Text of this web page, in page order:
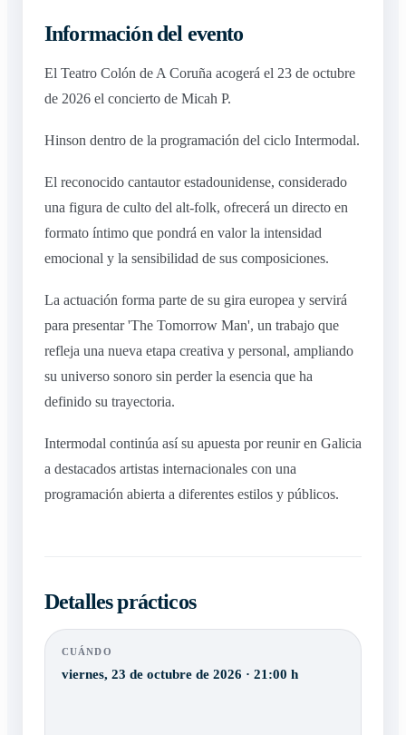
Información del evento
El Teatro Colón de A Coruña acogerá el 23 de octubre
de 2026 el concierto de Micah P.
Hinson dentro de la programación del ciclo Intermodal.
El reconocido cantautor estadounidense, considerado
una figura de culto del alt-folk, ofrecerá un directo en
formato íntimo que pondrá en valor la intensidad
emocional y la sensibilidad de sus composiciones.
La actuación forma parte de su gira europea y servirá
para presentar 'The Tomorrow Man', un trabajo que
refleja una nueva etapa creativa y personal, ampliando
su universo sonoro sin perder la esencia que ha
definido su trayectoria.
Intermodal continúa así su apuesta por reunir en Galicia
a destacados artistas internacionales con una
programación abierta a diferentes estilos y públicos.
Detalles prácticos
CUÁNDO
viernes, 23 de octubre de 2026 · 21:00 h